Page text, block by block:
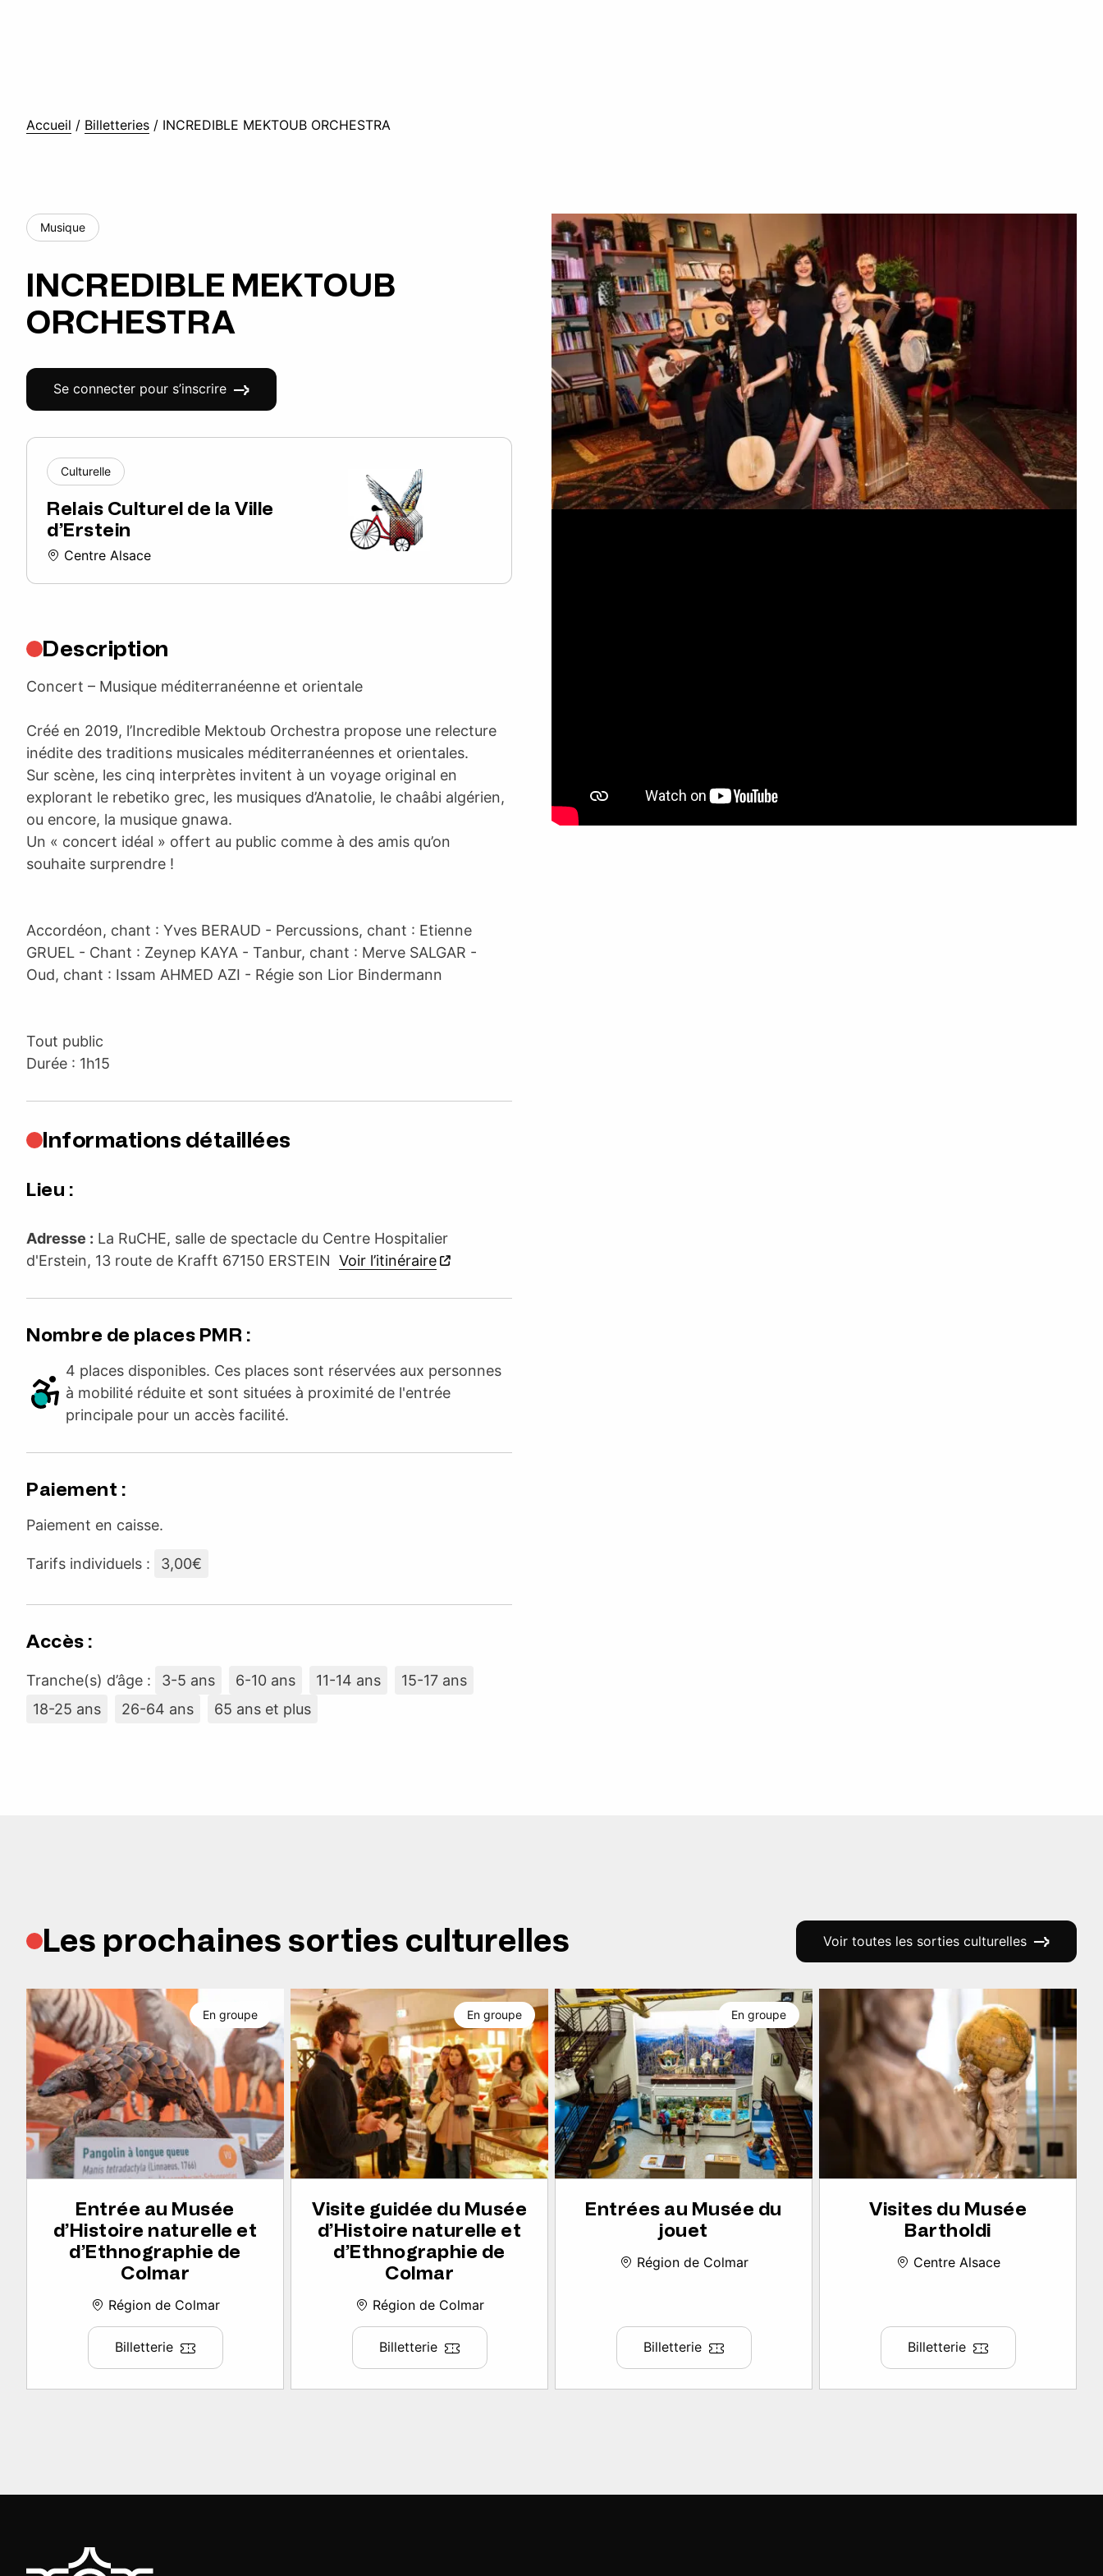
Accueil / Billetteries / INCREDIBLE MEKTOUB ORCHESTRA
Musique
INCREDIBLE MEKTOUB
ORCHESTRA
Se connecter pour s’inscrire
Culturelle
Relais Culturel de la Ville
d’Erstein
Centre Alsace
Description
Concert – Musique méditerranéenne et orientale
Créé en 2019, l’Incredible Mektoub Orchestra propose une relecture
inédite des traditions musicales méditerranéennes et orientales.
Sur scène, les cinq interprètes invitent à un voyage original en
explorant le rebetiko grec, les musiques d’Anatolie, le chaâbi algérien,
ou encore, la musique gnawa.
Un « concert idéal » offert au public comme à des amis qu’on
souhaite surprendre !
Accordéon, chant : Yves BERAUD - Percussions, chant : Etienne
GRUEL - Chant : Zeynep KAYA - Tanbur, chant : Merve SALGAR -
Oud, chant : Issam AHMED AZI - Régie son Lior Bindermann
Tout public
Durée : 1h15
Informations détaillées
Lieu :
Adresse : La RuCHE, salle de spectacle du Centre Hospitalier
d'Erstein, 13 route de Krafft 67150 ERSTEIN Voir l’itinéraire
Nombre de places PMR :
4 places disponibles. Ces places sont réservées aux personnes
à mobilité réduite et sont situées à proximité de l'entrée
principale pour un accès facilité.
Paiement :
Paiement en caisse.
Tarifs individuels : 3,00€
Accès :
Tranche(s) d’âge : 3-5 ans 6-10 ans 11-14 ans
15-17 ans
18-25 ans
26-64 ans 65 ans et plus
Les prochaines sorties culturelles Voir toutes les sorties culturelles
Entrée au Musée
d’Histoire naturelle et
d’Ethnographie de
Colmar
Région de Colmar
Billetterie
En groupe
Visite guidée du Musée
d’Histoire naturelle et
d’Ethnographie de
Colmar
Région de Colmar
Billetterie
En groupe
Entrées au Musée du
jouet
Région de Colmar
Billetterie
En groupe
Visites du Musée
Bartholdi
Centre Alsace
Billetterie